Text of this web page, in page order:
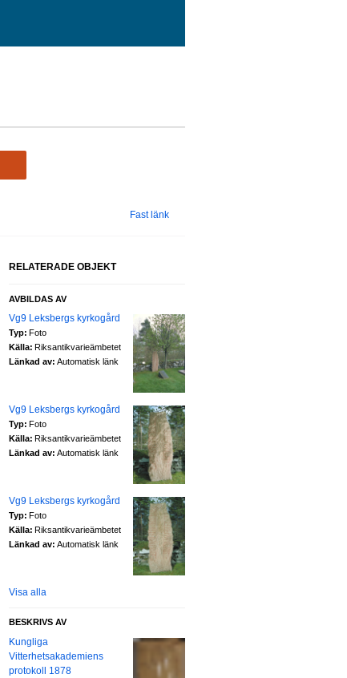
Fast länk
RELATERADE OBJEKT
AVBILDAS AV
Vg9 Leksbergs kyrkogård
Typ: Foto
Källa: Riksantikvarieämbetet
Länkad av: Automatisk länk
Vg9 Leksbergs kyrkogård
Typ: Foto
Källa: Riksantikvarieämbetet
Länkad av: Automatisk länk
Vg9 Leksbergs kyrkogård
Typ: Foto
Källa: Riksantikvarieämbetet
Länkad av: Automatisk länk
Visa alla
BESKRIVS AV
Kungliga
Vitterhetsakademiens
protokoll 1878